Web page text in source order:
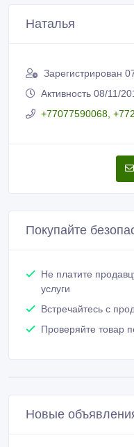
Наталья
Зарегистрирован
Активность 08/11/
+77077590068,
Покупайте
Не платите
услуги
Встречайтесь с
Проверяйте товар
Новые